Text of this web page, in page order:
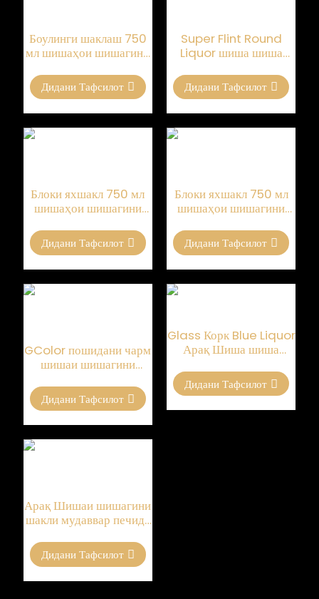
Боулинги шаклаш 750
мл шишаҳои шишагини
Дидани Тафсилот
Super Flint Round
Liquor шиша шиша
750ml
Дидани Тафсилот
Блоки яхшакл 750 мл
шишаҳои шишагини
Дидани Тафсилот
Блоки яхшакл 750 мл
шишаҳои шишагини
Дидани Тафсилот
GColor пошидани чарм
шишаи шишагини
Дидани Тафсилот
Glass Корк Blue Liquor
Арақ Шиша шиша
Дидани Тафсилот
Арақ Шишаи шишагини
шакли мудаввар печида
Дидани Тафсилот